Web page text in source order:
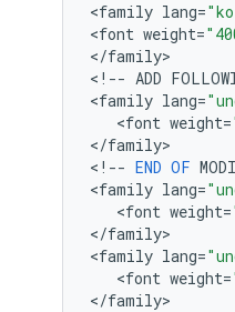
<family lang=
<font weight=
</family>
< ! -- ADD
<family lang=
   <
font weight=
</family>
< ! -- END OF
<family lang=
   <
font weight=
</family>
<family lang=
   <
font weight=
</family